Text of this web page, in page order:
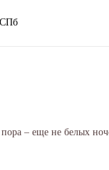
пора – еще не белых